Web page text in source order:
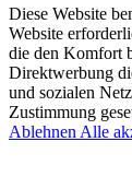
Diese Website
Website
die den Komfort
Direktwerbung
und sozialen
Zustimmung
Ablehnen Alle